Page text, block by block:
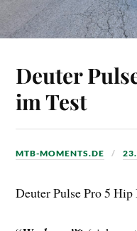
Deuter
im Test
MTB-MOMENTS.DE
Deuter Pulse Pro 5 Hip